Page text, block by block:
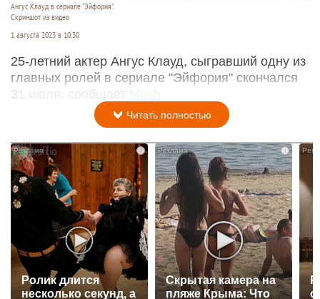
Ангус Клауд в сериале "Эйфория".
Скриншот из видео
1 августа 2023 в 10:30
25-летний актер Ангус Клауд, сыгравший одну из
главных ролей в сериале "Эйфория" скончался
31 июля, сообщает Mash
Читать полностью
Ролик длится
несколько секунд, а
i
Скрытая камера на
пляже Крыма: Что